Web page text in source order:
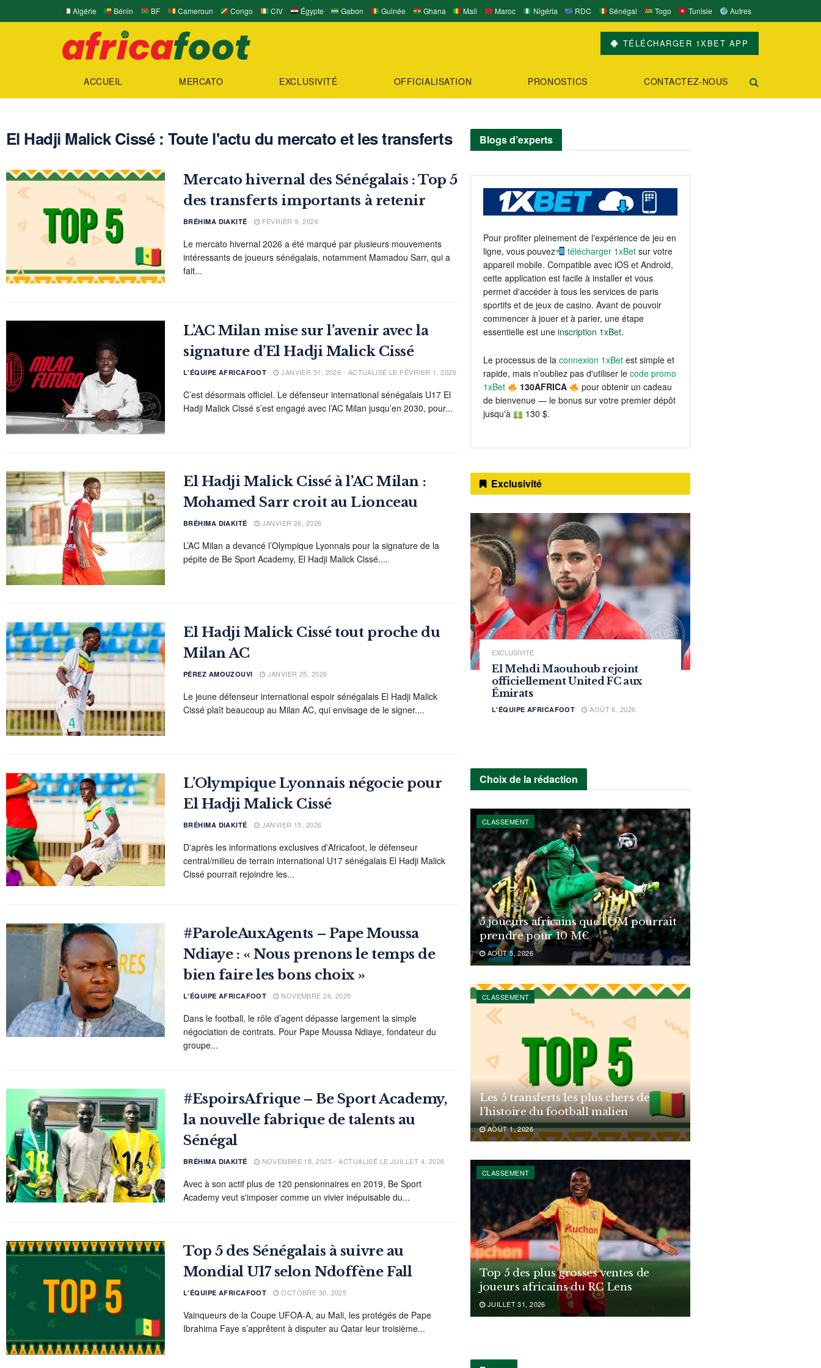
Algérie Bénin BF Cameroun Congo CIV Égypte Gabon Guinée Ghana Mali Maroc Nigéria RDC Sénégal Togo Tunisie Autres
TÉLÉCHARGER 1XBET APP
ACCUEIL MERCATO EXCLUSIVITÉ OFFICIALISATION PRONOSTICS CONTACTEZ-NOUS
El Hadji Malick Cissé : Toute l'actu du mercato et les transferts
Mercato hivernal des Sénégalais : Top 5
des transferts importants à retenir
BRÉHIMA DIAKITÉ FÉVRIER 9, 2026
Le mercato hivernal 2026 a été marqué par plusieurs mouvements
intéressants de joueurs sénégalais, notamment Mamadou Sarr, qui a
fait...
L’AC Milan mise sur l’avenir avec la
signature d’El Hadji Malick Cissé
L'ÉQUIPE AFRICAFOOT JANVIER 31, 2026 - ACTUALISÉ LE FÉVRIER 1, 2026
C’est désormais officiel. Le défenseur international sénégalais U17 El
Hadji Malick Cissé s’est engagé avec l’AC Milan jusqu’en 2030, pour...
El Hadji Malick Cissé à l’AC Milan :
Mohamed Sarr croit au Lionceau
BRÉHIMA DIAKITÉ JANVIER 26, 2026
L’AC Milan a devancé l’Olympique Lyonnais pour la signature de la
pépite de Be Sport Academy, El Hadji Malick Cissé....
El Hadji Malick Cissé tout proche du
Milan AC
PÉREZ AMOUZOUVI JANVIER 25, 2026
Le jeune défenseur international espoir sénégalais El Hadji Malick
Cissé plaît beaucoup au Milan AC, qui envisage de le signer....
L’Olympique Lyonnais négocie pour
El Hadji Malick Cissé
BRÉHIMA DIAKITÉ JANVIER 15, 2026
D'après les informations exclusives d'Africafoot, le défenseur
central/milieu de terrain international U17 sénégalais El Hadji Malick
Cissé pourrait rejoindre les...
#ParoleAuxAgents – Pape Moussa
Ndiaye : « Nous prenons le temps de
bien faire les bons choix »
L'ÉQUIPE AFRICAFOOT NOVEMBRE 26, 2025
Dans le football, le rôle d’agent dépasse largement la simple
négociation de contrats. Pour Pape Moussa Ndiaye, fondateur du
groupe...
#EspoirsAfrique – Be Sport Academy,
la nouvelle fabrique de talents au
Sénégal
BRÉHIMA DIAKITÉ NOVEMBRE 18, 2025 - ACTUALISÉ LE JUILLET 4, 2026
Avec à son actif plus de 120 pensionnaires en 2019, Be Sport
Academy veut s'imposer comme un vivier inépuisable du...
Top 5 des Sénégalais à suivre au
Mondial U17 selon Ndoffène Fall
L'ÉQUIPE AFRICAFOOT OCTOBRE 30, 2025
Vainqueurs de la Coupe UFOA-A, au Mali, les protégés de Pape
Ibrahima Faye s’apprêtent à disputer au Qatar leur troisième...
Blogs d’experts
Pour profiter pleinement de l'expérience de jeu en
ligne, vous pouvez
télécharger 1xBet sur votre
appareil mobile. Compatible avec iOS et Android,
cette application est facile à installer et vous
permet d'accéder à tous les services de paris
sportifs et de jeux de casino. Avant de pouvoir
commencer à jouer et à parier, une étape
essentielle est une inscription 1xBet.
Le processus de la connexion 1xBetest simple et
rapide, mais n’oubliez pas d'utiliser le code promo
1xBet
130AFRICA
pour obtenir un cadeau
de bienvenue — le bonus sur votre premier dépôt
jusqu'à
130 $.
Exclusivité
EXCLUSIVITÉ
El Mehdi Maouhoub rejoint
officiellement United FC aux
Émirats
L'ÉQUIPE AFRICAFOOT AOÛT 6, 2026
Choix de la rédaction
CLASSEMENT
5 joueurs africains que l’OM pourrait
prendre pour 10 M€
AOÛT 5, 2026
CLASSEMENT
Les 5 transferts les plus chers de
l’histoire du football malien
AOÛT 1, 2026
CLASSEMENT
Top 5 des plus grosses ventes de
joueurs africains du RC Lens
JUILLET 31, 2026